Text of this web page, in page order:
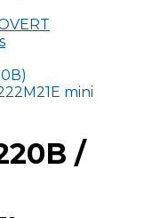
mini
/